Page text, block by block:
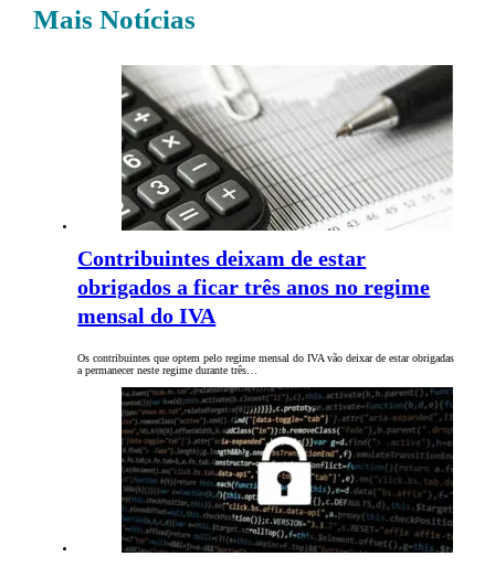
Mais Notícias
Contribuintes deixam de estar
obrigados a ficar três anos no regime
mensal do IVA
Os contribuintes que optem pelo regime mensal do IVA vão deixar de estar obrigadas
a permanecer neste regime durante três…